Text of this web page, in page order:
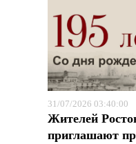
31/07/2026 03:40:00
Жителей
приглашают